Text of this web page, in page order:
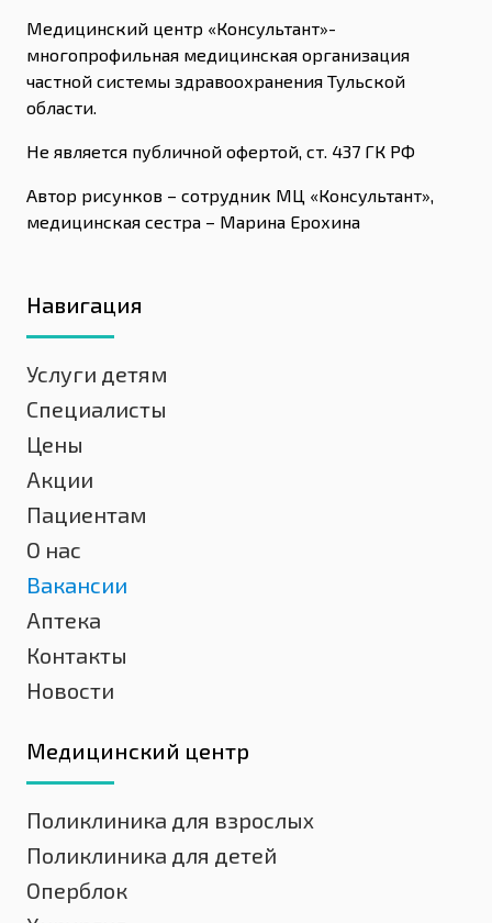
Медицинский центр «Консультант»-
многопрофильная медицинская организация
частной системы здравоохранения Тульской
области.
Не является публичной офертой, ст. 437 ГК РФ
Автор рисунков – сотрудник МЦ «Консультант»,
медицинская сестра – Марина Ерохина
Навигация
Услуги детям
Специалисты
Цены
Акции
Пациентам
О нас
Вакансии
Аптека
Контакты
Новости
Медицинский центр
Поликлиника для взрослых
Поликлиника для детей
Оперблок